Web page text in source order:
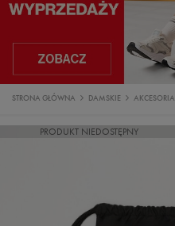
STRONA GŁÓWNA DAMSKIE AKCESORIA
PRODUKT NIEDOSTĘPNY